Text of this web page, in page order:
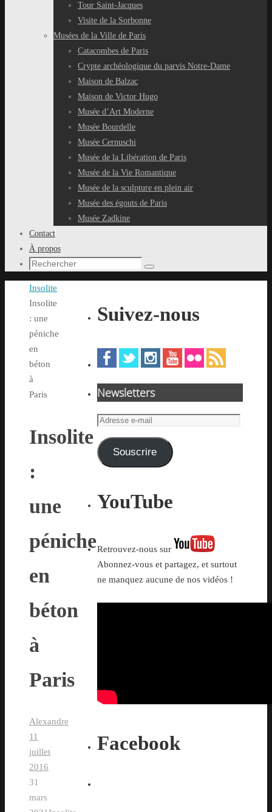
Tour Saint-Jacques
Visite de la Sorbonne
Musées de la Ville de Paris
Catacombes de Paris
Crypte archéologique du parvis Notre-Dame
Maison de Balzac
Maison de Victor Hugo
Musée d’Art Moderne
Musée Bourdelle
Musée Cernuschi
Musée de la Libération de Paris
Musée de la Vie Romantique
Musée de la sculpture en plein air
Musée des égouts de Paris
Musée Zadkine
Contact
À propos
Recherche
:
Rechercher
Accueil
Insolite
Insolite
: une
péniche
en
béton
à
Paris
Insolite
:
une
péniche
en
béton
à
Paris
Alexandre
11
juillet
2016
31
mars
Suivez-nous
Newsletters
Adresse
mail Souscrire
YouTube
Retrouvez-nous sur
Abonnez-vous et partagez, et surtout
ne manquez aucune de nos vidéos !
Facebook